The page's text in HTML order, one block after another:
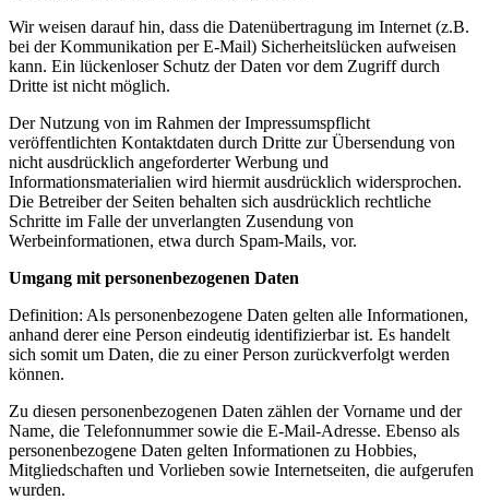
Wir weisen darauf hin, dass die Datenübertragung im Internet (z.B.
bei der Kommunikation per E-Mail) Sicherheitslücken aufweisen
kann. Ein lückenloser Schutz der Daten vor dem Zugriff durch
Dritte ist nicht möglich.
Der Nutzung von im Rahmen der Impressumspflicht
veröffentlichten Kontaktdaten durch Dritte zur Übersendung von
nicht ausdrücklich angeforderter Werbung und
Informationsmaterialien wird hiermit ausdrücklich widersprochen.
Die Betreiber der Seiten behalten sich ausdrücklich rechtliche
Schritte im Falle der unverlangten Zusendung von
Werbeinformationen, etwa durch Spam-Mails, vor.
Umgang mit personenbezogenen Daten
Definition: Als personenbezogene Daten gelten alle Informationen,
anhand derer eine Person eindeutig identifizierbar ist. Es handelt
sich somit um Daten, die zu einer Person zurückverfolgt werden
können.
Zu diesen personenbezogenen Daten zählen der Vorname und der
Name, die Telefonnummer sowie die E-Mail-Adresse. Ebenso als
personenbezogene Daten gelten Informationen zu Hobbies,
Mitgliedschaften und Vorlieben sowie Internetseiten, die aufgerufen
wurden.